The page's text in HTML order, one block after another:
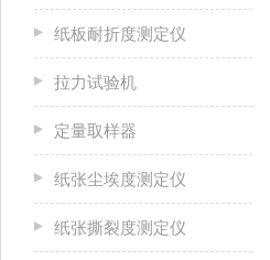
纸板耐折度测定仪
拉力试验机
定量取样器
纸张尘埃度测定仪
纸张撕裂度测定仪